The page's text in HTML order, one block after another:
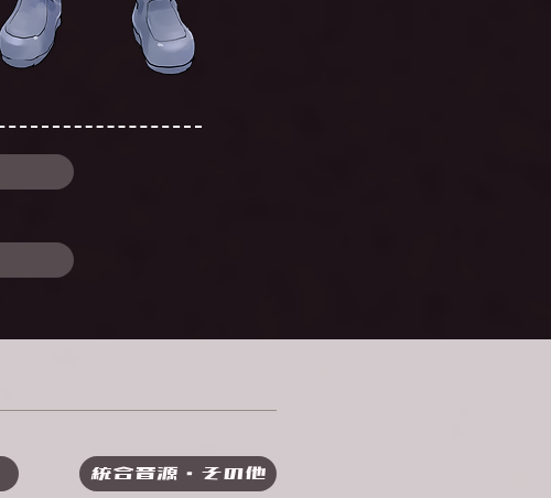
統合音源・その他